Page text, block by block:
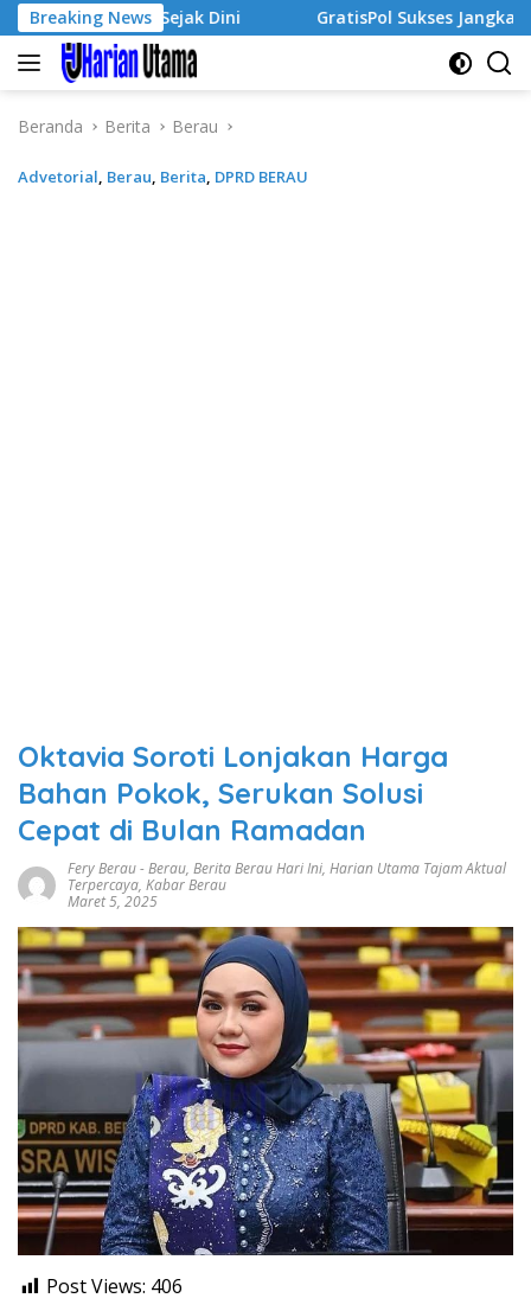
Langsung
ke
konten
Breaking News
Sejak Dini GratisPol Sukses Jangkau Puluhan
Beranda Berita Berau
Advetorial, Berau, Berita, DPRD BERAU
Oktavia Soroti Lonjakan Harga
Bahan Pokok, Serukan Solusi
Cepat di Bulan Ramadan
Fery Berau-Berau, Berita Berau Hari Ini, Harian Utama Tajam Aktual
Terpercaya, Kabar Berau
Maret 5, 2025
Post Views: 406